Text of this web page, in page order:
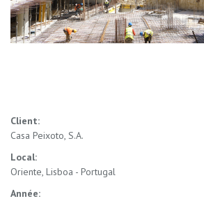
Client:
Casa Peixoto, S.A.
Local:
Oriente, Lisboa - Portugal
Année: